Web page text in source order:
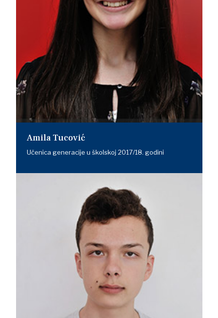
Amila Tucović
Učenica generacije u školskoj 2017/18. godini